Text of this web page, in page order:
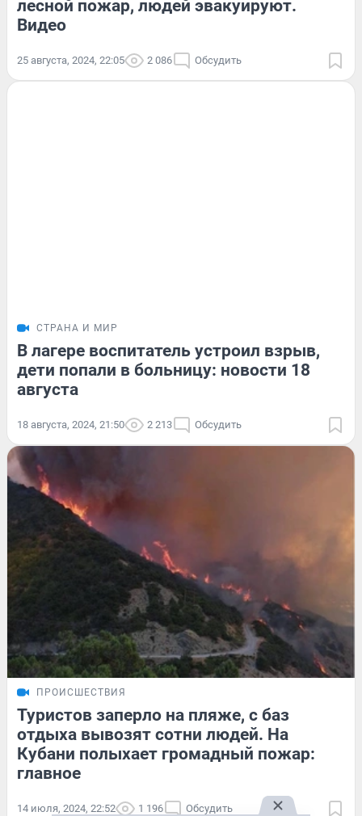
лесной пожар, людей эвакуируют.
Видео
25 августа, 2024, 22:05 2 086 Обсудить
СТРАНА И МИР
В лагере воспитатель устроил взрыв,
дети попали в больницу: новости 18
августа
18 августа, 2024, 21:50 2 213 Обсудить
ПРОИСШЕСТВИЯ
Туристов заперло на пляже, с баз
отдыха вывозят сотни людей. На
Кубани полыхает громадный пожар:
главное
14 июля, 2024, 22:52 1 196 Обсудить